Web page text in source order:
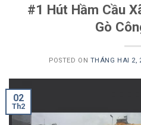
#1 Hút Hầm Cầu
Gò
POSTED ON THÁNG HAI 2,
02
Th2